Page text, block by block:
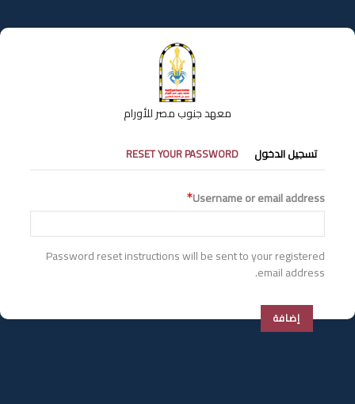
إلى
المحتوى
معهد جنوب مصر للأورام
التبويبات
الأساسية
تسجيل الدخول RESET YOUR PASSWORD
Username or email address
Password reset instructions will be sent to your registered
email address.